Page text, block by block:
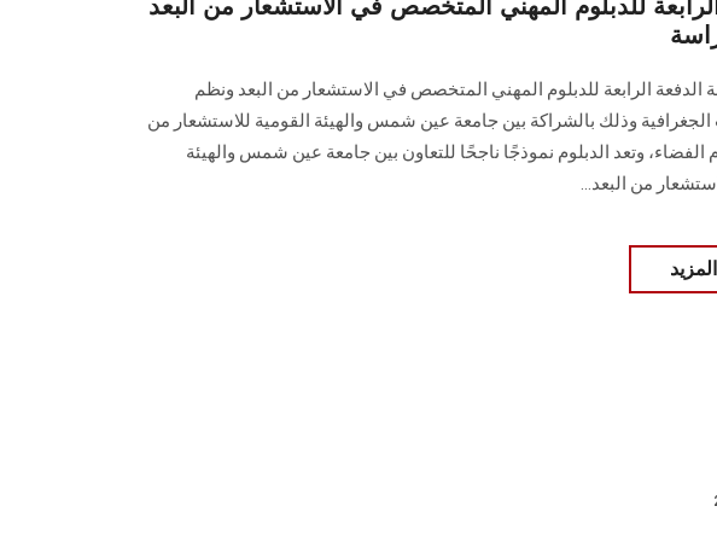
الرابعة للدبلوم المهني المتخصص في الاستشعار من البعد
الدفعة الرابعة للدبلوم المهني المتخصص في الاستشعار من البعد ونظم
الجغرافية وذلك بالشراكة بين جامعة عين شمس والهيئة القومية للاستشعار من
الفضاء، وتعد الدبلوم نموذجًا ناجحًا للتعاون بين جامعة عين شمس والهيئة
من البعد...